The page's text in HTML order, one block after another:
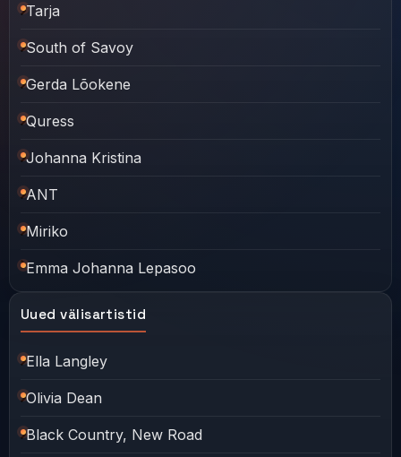
Tarja
South of Savoy
Gerda Lõokene
Quress
Johanna Kristina
ANT
Miriko
Emma Johanna Lepasoo
Uued välisartistid
Ella Langley
Olivia Dean
Black Country, New Road